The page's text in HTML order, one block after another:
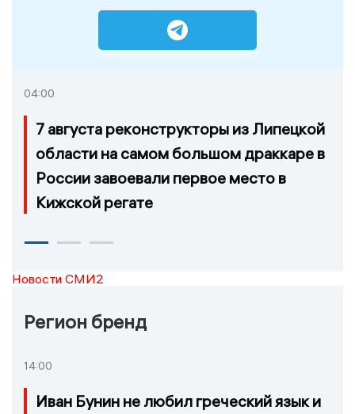
04:00
7 августа реконструкторы из Липецкой
области на самом большом драккаре в
России завоевали первое место в
Кижской регате
Новости СМИ2
Регион бренд
14:00
Иван Бунин не любил греческий язык и